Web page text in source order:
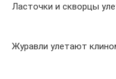
Ласточки и скворцы
Журавли улетают